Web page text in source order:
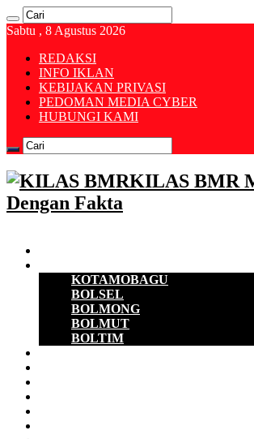
Sabtu , 8 Agustus 2026
REDAKSI
INFO IKLAN
KEBIJAKAN PRIVASI
PEDOMAN MEDIA CYBER
HUBUNGI KAMI
KILAS BMR
Dengan Fakta
KOTAMOBAGU
BOLSEL
BOLMONG
BOLMUT
BOLTIM